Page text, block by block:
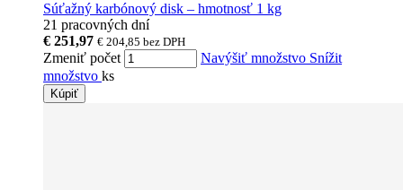
Súťažný karbónový disk – hmotnosť 1 kg
21 pracovných dní
€ 251,97 € 204,85 bez DPH
Zmeniť počet Navýšiť množstvo Snížit
množstvo ks
Kúpiť